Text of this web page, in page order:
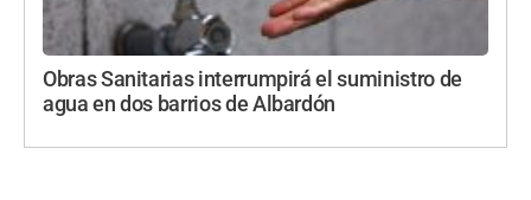
Obras Sanitarias interrumpirá el suministro de
agua en dos barrios de Albardón